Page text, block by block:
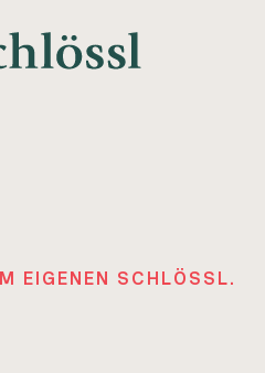
EIGENEN SCHLÖSSL.